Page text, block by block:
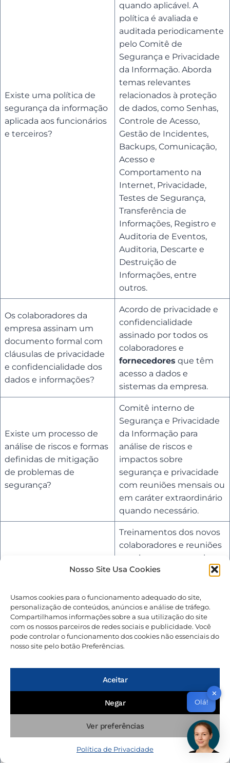
Nosso Site Usa Cookies
Usamos cookies para o funcionamento adequado do site,
personalização de conteúdos, anúncios e análise de tráfego.
Compartilhamos informações sobre a sua utilização do site
com os nossos parceiros de redes sociais e publicidade. Você
pode controlar o funcionamento dos cookies não essenciais do
nosso site pelo botão Preferências.
Aceitar
Negar
Ver preferências
Política de Privacidade
Existe uma política de
segurança da informação
aplicada aos funcionários
e terceiros?
quando aplicável. A
política é avaliada e
auditada periodicamente
pelo Comitê de
Segurança e Privacidade
da Informação. Aborda
temas relevantes
relacionados à proteção
de dados, como Senhas,
Controle de Acesso,
Gestão de Incidentes,
Backups, Comunicação,
Acesso e
Comportamento na
Internet, Privacidade,
Testes de Segurança,
Transferência de
Informações, Registro e
Auditoria de Eventos,
Auditoria, Descarte e
Destruição de
Informações, entre
outros.
Os colaboradores da
empresa assinam um
documento formal com
cláusulas de privacidade
e confidencialidade dos
dados e informações?
Acordo de privacidade e
confidencialidade
assinado por todos os
colaboradores e
fornecedores que têm
acesso a dados e
sistemas da empresa.
Existe um processo de
análise de riscos e formas
definidas de mitigação
de problemas de
segurança?
Comitê interno de
Segurança e Privacidade
da Informação para
análise de riscos e
impactos sobre
segurança e privacidade
com reuniões mensais ou
em caráter extraordinário
quando necessário.
treinamentos periódicos
de boas práticas de
segurança da informação
e privacidade de dados?
Treinamentos dos novos
colaboradores e reuniões
regulares com a equipe
para apresentação de
sobre boas práticas de
segurança da informação
e privacidade de dados.
Para clientes, oferecemos
orientações sobre boas
da informação.
As credenciais são
Uso de credenciais
individuais para
colaboradores internos,
operadores de data
✕
Olá!